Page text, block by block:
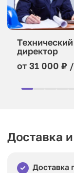
Технический
директор
от 31 000 ₽
Доставка
Доставка